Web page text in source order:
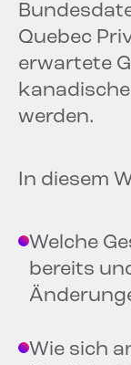
Quebec
erwartete
werden.
In diesem
Welche
bereits
Wie sich